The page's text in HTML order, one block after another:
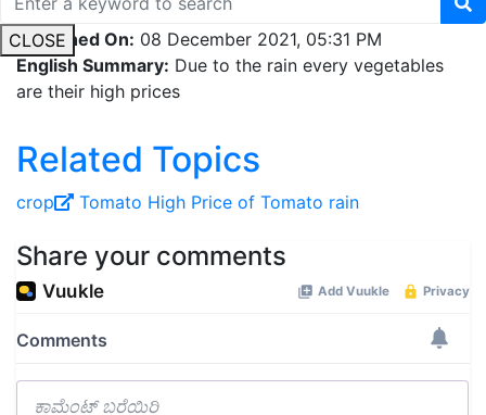
CLOSE
Published On: 08 December 2021, 05:31 PM
English Summary: Due to the rain every vegetables
are their high prices
Related Topics
crop Tomato High Price of Tomato rain
Share your comments